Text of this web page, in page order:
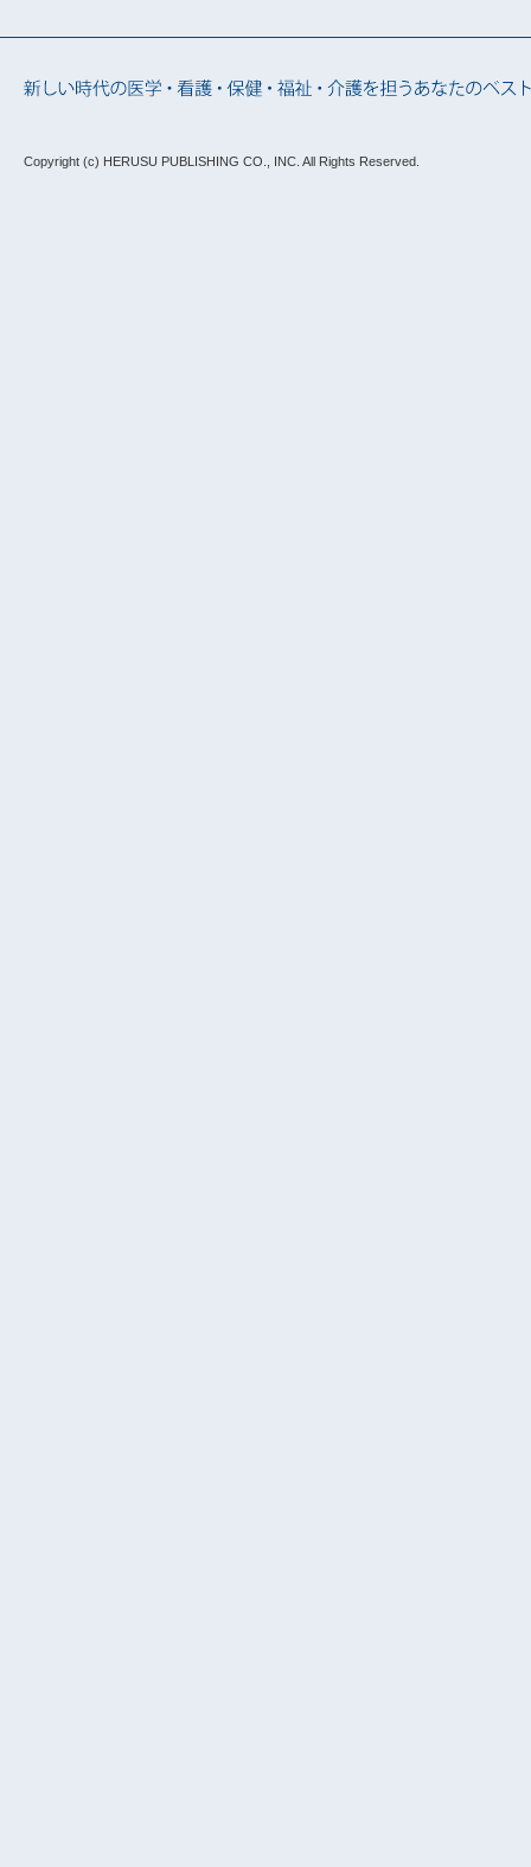
Copyright (c) HERUSU PUBLISHING CO., INC. All Rights Reserved.